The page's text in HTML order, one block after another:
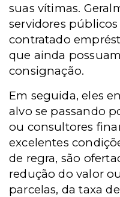
suas vítimas.
servidores
contratado
que ainda
consignação.
Em seguida, eles
alvo se passando
ou consultores
excelentes
de regra, são
redução do valor
parcelas, da taxa